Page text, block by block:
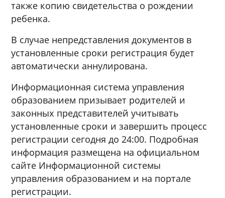
также копию свидетельства о рождении
ребенка.
В случае непредставления документов в
установленные сроки регистрация будет
автоматически аннулирована.
Информационная система управления
образованием призывает родителей и
законных представителей учитывать
установленные сроки и завершить процесс
регистрации сегодня до 24:00. Подробная
информация размещена на официальном
сайте Информационной системы
управления образованием и на портале
регистрации.